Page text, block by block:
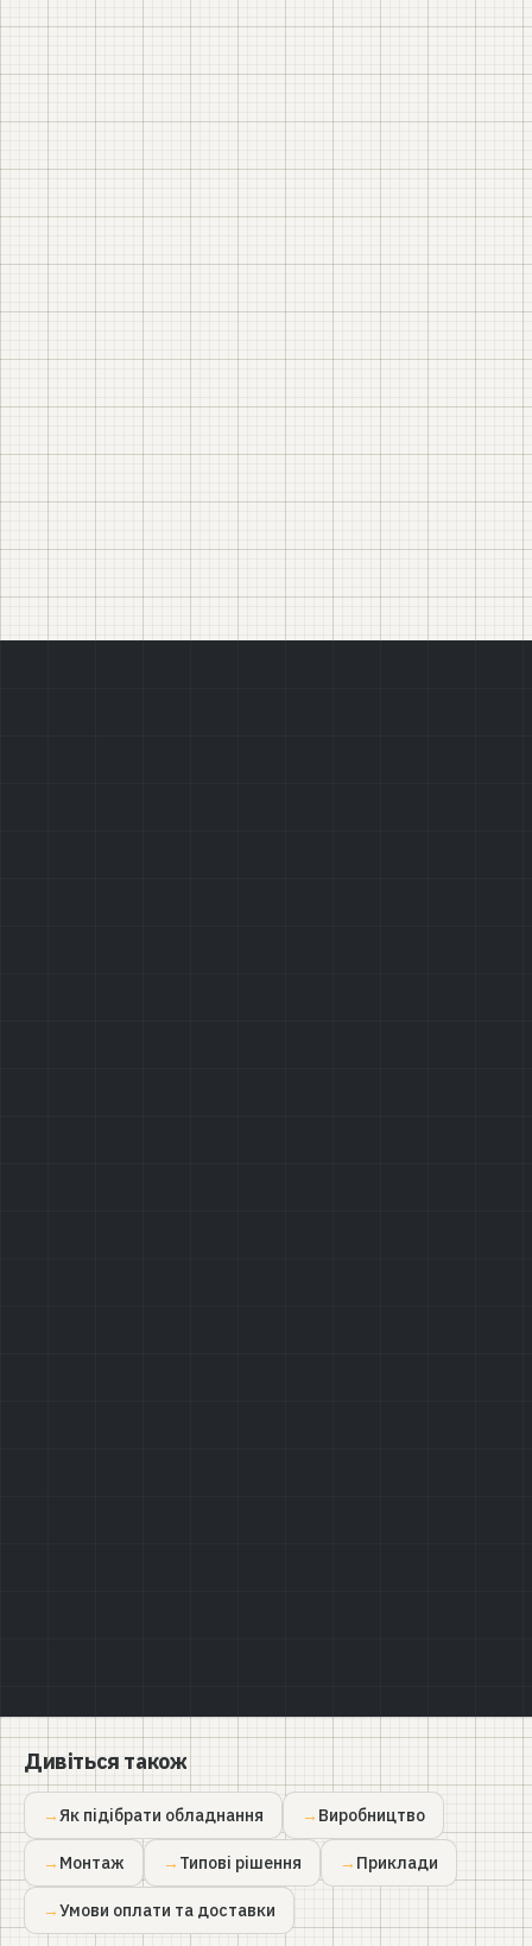
Дивіться також
Як підібрати обладнання Виробництво
Монтаж Типові рішення Приклади
Умови оплати та доставки